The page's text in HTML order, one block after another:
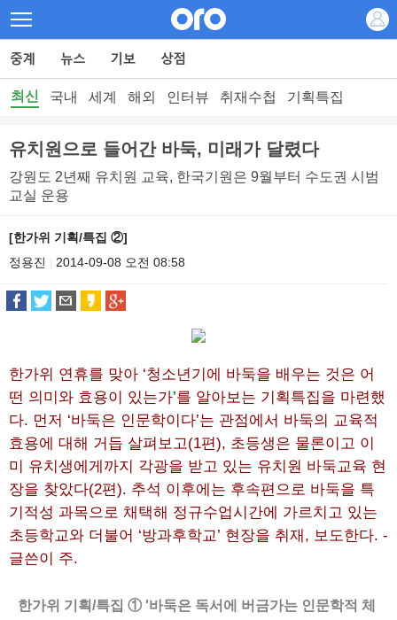
최신 국내 세계 해외 인터뷰 취재수첩 기획특집
유치원으로 들어간 바둑, 미래가 달렸다
강원도 2년째 유치원 교육, 한국기원은 9월부터 수도권 시범
교실 운용
[한가위 기획/특집 ②]
정용진
2014-09-08 오전 08:58
한가위 연휴를 맞아 ‘청소년기에 바둑을 배우는 것은 어
떤 의미와 효용이 있는가’를 알아보는 기획특집을 마련했
다. 먼저 ‘바둑은 인문학이다’는 관점에서 바둑의 교육적
효용에 대해 거듭 살펴보고(1편), 초등생은 물론이고 이
미 유치생에게까지 각광을 받고 있는 유치원 바둑교육 현
장을 찾았다(2편). 추석 이후에는 후속편으로 바둑을 특
기적성 과목으로 채택해 정규수업시간에 가르치고 있는
초등학교와 더불어 ‘방과후학교’ 현장을 취재, 보도한다. -
글쓴이 주.
한가위 기획/특집 ① '바둑은 독서에 버금가는 인문학적 체